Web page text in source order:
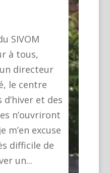
SIVOM
à tous,
directeur
le centre
d’hiver et des
n’ouvriront
m’en excuse
difficile de
un...